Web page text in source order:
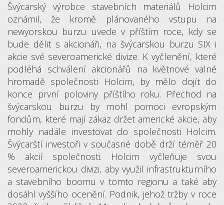
Švýcarský výrobce stavebních materiálů Holcim
oznámil, že kromě plánovaného vstupu na
newyorskou burzu uvede v příštím roce, kdy se
bude dělit s akcionáři, na švýcarskou burzu SIX i
akcie své severoamerické divize. K vyčlenění, které
podléhá schválení akcionářů na květnové valné
hromadě společnosti Holcim, by mělo dojít do
konce první poloviny příštího roku. Přechod na
švýcarskou burzu by mohl pomoci evropským
fondům, které mají zákaz držet americké akcie, aby
mohly nadále investovat do společnosti Holcim.
Švýcarští investoři v současné době drží téměř 20
% akcií společnosti. Holcim vyčleňuje svou
severoamerickou divizi, aby využil infrastrukturního
a stavebního boomu v tomto regionu a také aby
dosáhl vyššího ocenění. Podnik, jehož tržby v roce